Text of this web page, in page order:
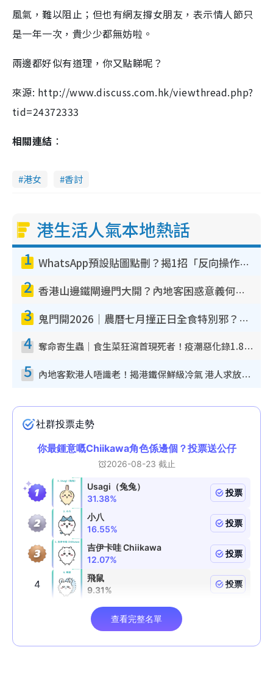
風氣，難以阻止；但也有網友撐女朋友，表示情人節只
是一年一次，貴少少都無妨啦。
兩邊都好似有道理，你又點睇呢？
來源: http://www.discuss.com.hk/viewthread.php?
tid=24372333
相關連結 ：
港女 香討
港生活人氣本地熱話
1 WhatsApp預設貼圖點刪？揭1招「反向操作」還原簡潔介面 附3步實測教學
2 香港山邊鐵閘邊門大開？內地客困惑意義何在！網民神回覆：呢種叫法理性防禦
3 鬼門開2026｜農曆七月撞正日全食特別邪？專家警告切忌做一事！揭4大禁忌+2招保平安
4 奪命寄生蟲｜食生菜狂瀉首現死者！疫潮惡化錄1.8萬宗病例 揭洗菜3大謬誤
5 內地客歎港人唔識老！揭港鐵保鮮級冷氣 港人求放過：咪投訴